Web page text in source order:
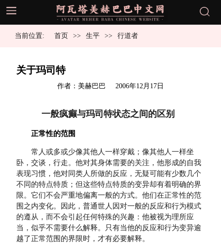
当前位置: 首页 生平 行道者
关于玛司特
作者：美赫巴巴
发
2006年12月17日
一般疯癫与玛司特状态之间的区别
正常性的范围
常人或多或少像其他人一样穿戴；像其他人一样坐
卧，交谈，行走。他对其身体需要的关注，他形成的自我
表现习惯，他对同类人所做的反应，无疑可能有少数几个
不同的特点特质；但这些特点特质的变异却有着明确的界
限。它们不会严重地偏离一般的方式。他们在正常性的范
围之内变化。因此，普通世人因对一般的反应和行为模式
的遵从，而不会引起任何特殊的兴趣：他被视为理所应
当，似乎不需要什么解释。只有当他的反应和行为变异逾
越了正常范围的界限时，才有必要解释。